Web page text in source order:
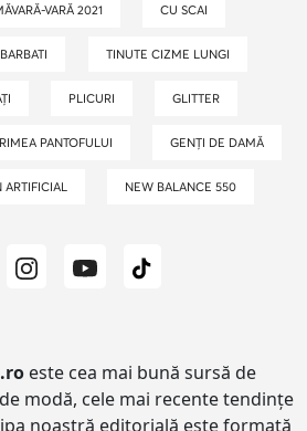
VARĂ 2021 CU SCAI
TINUTE CIZME LUNGI
PLICURI GLITTER
PANTOFULUI GENȚI DE DAMĂ
ARTIFICIAL NEW BALANCE 550
este cea mai bună sursă de
modă, cele mai recente tendințe
noastră editorială este formată